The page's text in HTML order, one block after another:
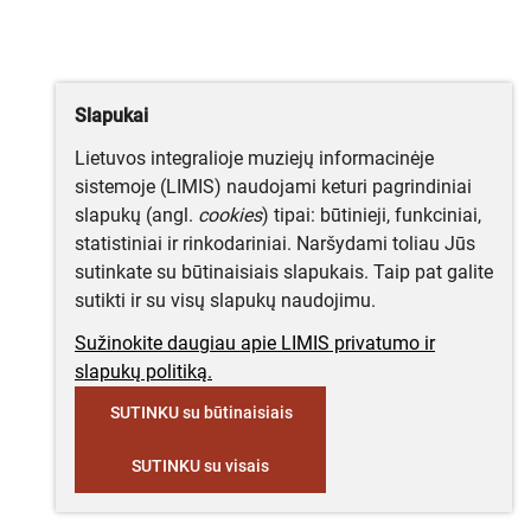
Slapukai
Lietuvos integralioje muziejų informacinėje
sistemoje (LIMIS) naudojami keturi pagrindiniai
slapukų (angl. cookies) tipai: būtinieji, funkciniai,
statistiniai ir rinkodariniai. Naršydami toliau Jūs
sutinkate su būtinaisiais slapukais. Taip pat galite
sutikti ir su visų slapukų naudojimu.
Sužinokite daugiau apie LIMIS privatumo ir
slapukų politiką.
SUTINKU su būtinaisiais
SUTINKU su visais